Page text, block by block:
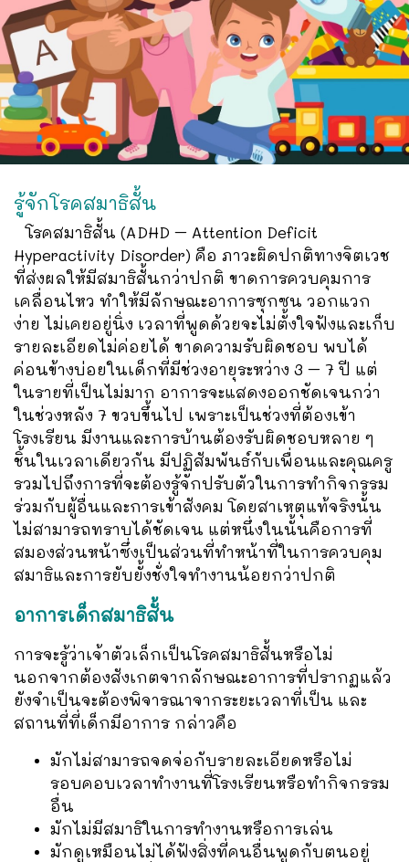
รู้จักโรคสมาธิสั้น
โรคสมาธิสั้น (ADHD – Attention Deficit
Hyperactivity Disorder) คือ ภาวะผิดปกติทางจิตเวช
ที่ส่งผลให้มีสมาธิสั้นกว่าปกติ ขาดการควบคุมการ
เคลื่อนไหว ทำให้มีลักษณะอาการซุกซน วอกแวก
ง่าย ไม่เคยอยู่นิ่ง เวลาที่พูดด้วยจะไม่ตั้งใจฟังและเก็บ
รายละเอียดไม่ค่อยได้ ขาดความรับผิดชอบ พบได้
ค่อนข้างบ่อยในเด็กที่มีช่วงอายุระหว่าง 3 – 7 ปี แต่
ในรายที่เป็นไม่มาก อาการจะแสดงออกชัดเจนกว่า
ในช่วงหลัง 7 ขวบขึ้นไป เพราะเป็นช่วงที่ต้องเข้า
โรงเรียน มีงานและการบ้านต้องรับผิดชอบหลาย ๆ
ชิ้นในเวลาเดียวกัน มีปฏิสัมพันธ์กับเพื่อนและคุณครู
รวมไปถึงการที่จะต้องรู้จักปรับตัวในการทำกิจกรรม
ร่วมกับผู้อื่นและการเข้าสังคม โดยสาเหตุแท้จริงนั้น
ไม่สามารถทราบได้ชัดเจน แต่หนึ่งในนั้นคือการที่
สมองส่วนหน้าซึ่งเป็นส่วนที่ทำหน้าที่ในการควบคุม
สมาธิและการยับยั้งชั่งใจทำงานน้อยกว่าปกติ
อาการเด็กสมาธิสั้น
การจะรู้ว่าเจ้าตัวเล็กเป็นโรคสมาธิสั้นหรือไม่
นอกจากต้องสังเกตจากลักษณะอาการที่ปรากฏแล้ว
ยังจำเป็นจะต้องพิจารณาจากระยะเวลาที่เป็น และ
สถานที่ที่เด็กมีอาการ กล่าวคือ
มักไม่สามารถจดจ่อกับรายละเอียดหรือไม่
รอบคอบเวลาทำงานที่โรงเรียนหรือทำกิจกรรม
อื่น
มักไม่มีสมาธิในการทำงานหรือการเล่น
มักดูเหมือนไม่ได้ฟังสิ่งที่คนอื่นพูดกับตนอยู่